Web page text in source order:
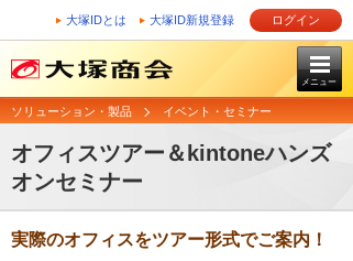
大塚IDとは 大塚ID新規登録 ログイン
メニュー
ソリューション・製品 イベント・セミナー
オフィスツアー＆kintoneハンズ
オンセミナー
実際のオフィスをツアー形式でご案内！